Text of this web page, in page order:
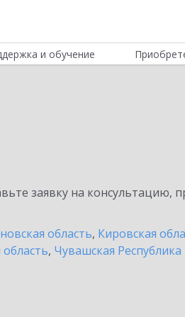
и обучение
заявку на консультацию,
область, Кировская
область, Чувашская